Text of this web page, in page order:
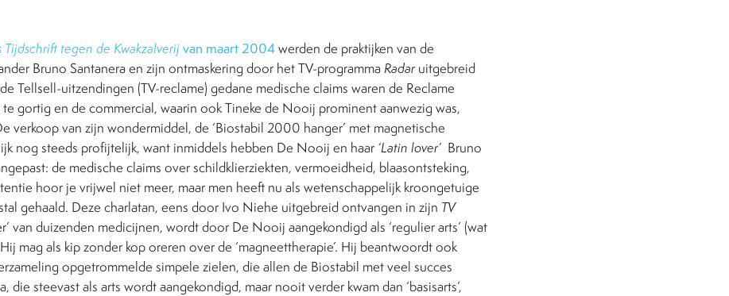
tegen de Kwakzalverijvan maart 2004werden de praktijken van de
Bruno Santanera en zijn ontmaskering door het TV-programma Radaruitgebreid
Tellsell-uitzendingen (TV-reclame) gedane medische claims waren de Reclame
gortig en de commercial, waarin ook Tineke de Nooij prominent aanwezig was,
verkoop van zijn wondermiddel, de ‘Biostabil 2000 hanger’ met magnetische
nog steeds profijtelijk, want inmiddels hebben De Nooij en haar ‘Latin lover’ Bruno
de medische claims over schildklierziekten, vermoeidheid, blaasontsteking,
hoor je vrijwel niet meer, maar men heeft nu als wetenschappelijk kroongetuige
gehaald. Deze charlatan, eens door Ivo Niehe uitgebreid ontvangen in zijn TV
van duizenden medicijnen, wordt door De Nooij aangekondigd als ‘regulier arts’ (wat
mag als kip zonder kop oreren over de ‘magneettherapie’. Hij beantwoordt ook
opgetrommelde simpele zielen, die allen de Biostabil met veel succes
die steevast als arts wordt aangekondigd, maar nooit verder kwam dan ‘basisarts’,